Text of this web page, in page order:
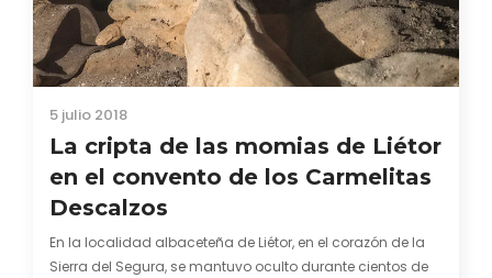
5 julio 2018
La cripta de las momias de Liétor
en el convento de los Carmelitas
Descalzos
En la localidad albaceteña de Liétor, en el corazón de la
Sierra del Segura, se mantuvo oculto durante cientos de